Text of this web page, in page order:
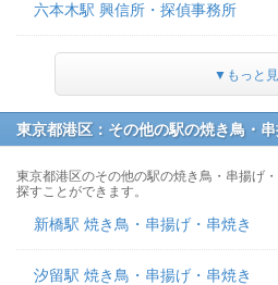
六本木駅 興信所・探偵事務所
▼もっと
東京都港区：その他の駅の焼き鳥・
東京都港区のその他の駅の焼き鳥・串揚げ
探すことができます。
新橋駅 焼き鳥・串揚げ・串焼き
汐留駅 焼き鳥・串揚げ・串焼き